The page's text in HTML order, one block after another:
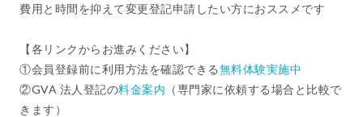
費用と時間を抑えて変更登記申請したい方におススメです
【各リンクからお進みください】
①会員登録前に利用方法を確認できる無料体験実施中
②GVA 法人登記の料金案内 （専門家に依頼する場合と比較で
きます）